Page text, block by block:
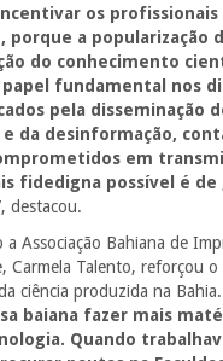
os profissionais
porque a popularização
do conhecimento
fundamental nos
pela disseminação
da desinformação,
em
fidedigna possível é de
, destacou.
a Associação Bahiana de
Carmela Talento, reforçou o
ciência produzida na Bahia.
baiana fazer mais
Quando